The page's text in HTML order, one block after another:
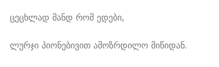
ცეცხლად მანდ რომ ედები,
ლურჯი პიონებივით ამოზრდილო მიწიდან.